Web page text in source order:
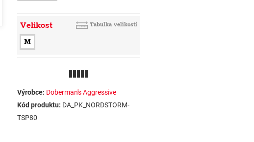
Velikost Tabulka velikostí
M
Výrobce: Doberman's Aggressive
Kód produktu: DA_PK_NORDSTORM-
TSP80